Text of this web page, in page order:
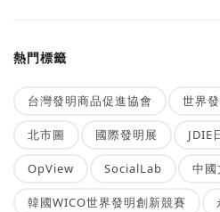
熱門標籤
台灣發明商品促進協會 世界
北市圖 國際發明展 JDIE
OpView SocialLab 中國
韓國WICO世界發明創新競賽